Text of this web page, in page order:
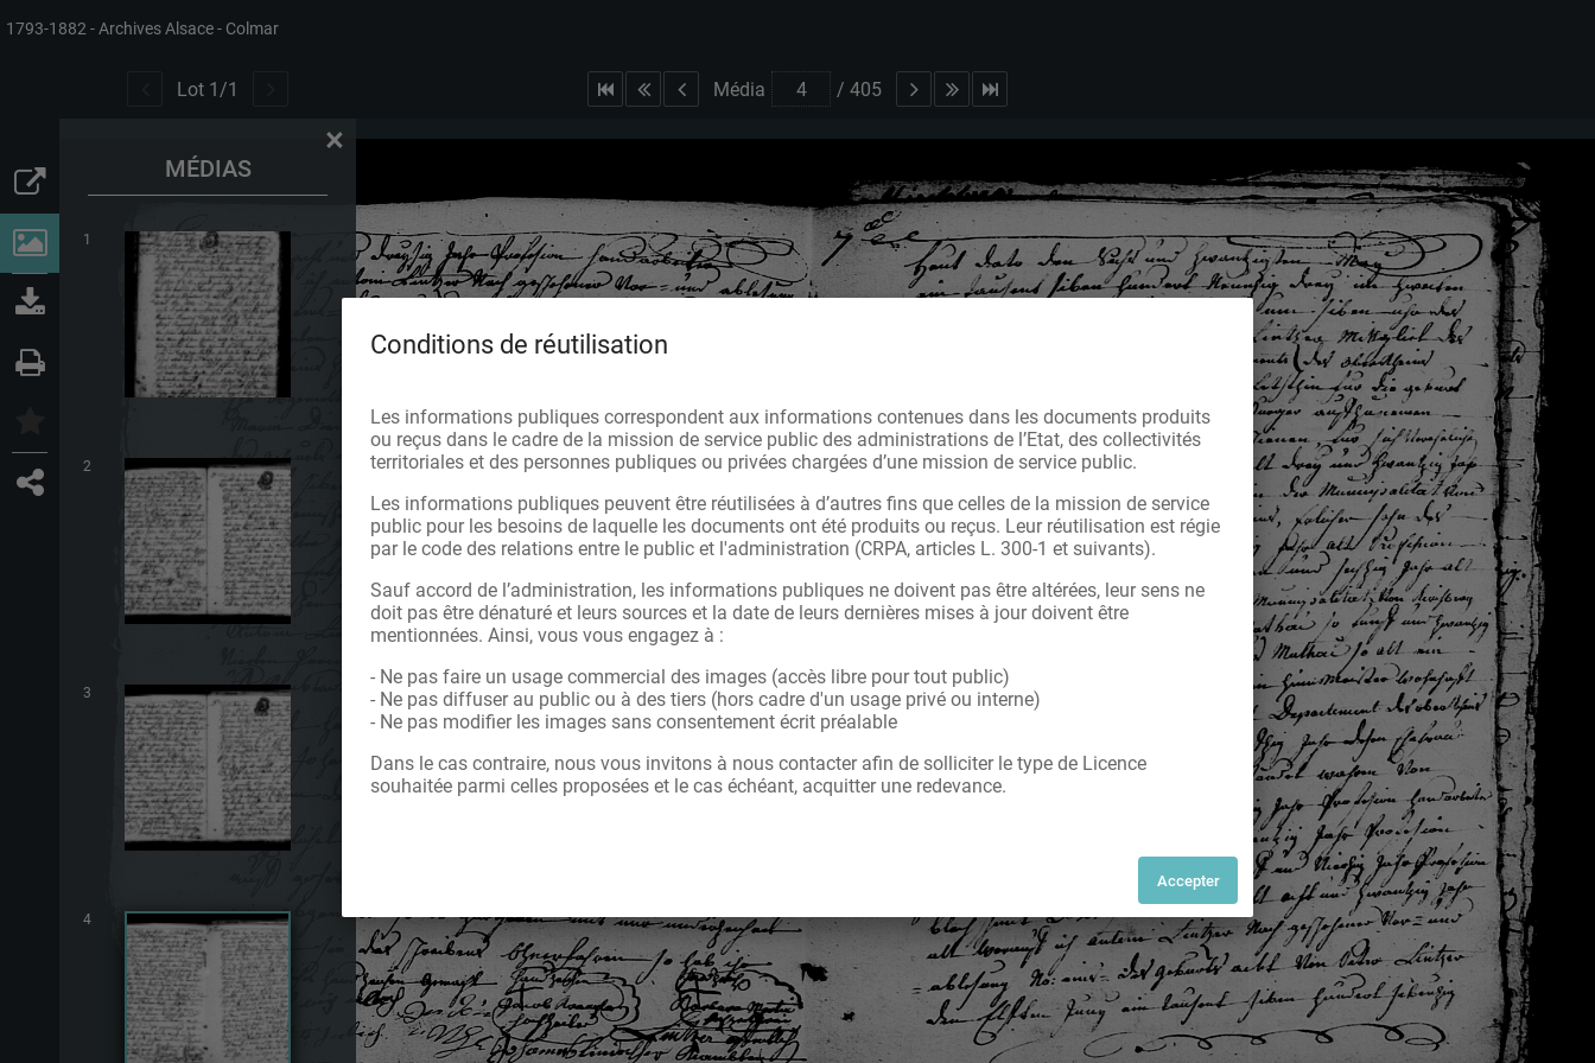
1793-1882 Archives Alsace - Colmar
Lot 1 /1 Média / 405
MÉDIAS
×
1
2
3
4
Conditions de réutilisation
Les informations publiques correspondent aux informations contenues dans les documents produits
ou reçus dans le cadre de la mission de service public des administrations de l’Etat, des collectivités
territoriales et des personnes publiques ou privées chargées d’une mission de service public.
Les informations publiques peuvent être réutilisées à d’autres fins que celles de la mission de service
public pour les besoins de laquelle les documents ont été produits ou reçus. Leur réutilisation est régie
par le code des relations entre le public et l'administration (CRPA, articles L. 300-1 et suivants).
Sauf accord de l’administration, les informations publiques ne doivent pas être altérées, leur sens ne
doit pas être dénaturé et leurs sources et la date de leurs dernières mises à jour doivent être
mentionnées. Ainsi, vous vous engagez à :
- Ne pas faire un usage commercial des images (accès libre pour tout public)
- Ne pas diffuser au public ou à des tiers (hors cadre d'un usage privé ou interne)
- Ne pas modifier les images sans consentement écrit préalable
Dans le cas contraire, nous vous invitons à nous contacter afin de solliciter le type de Licence
souhaitée parmi celles proposées et le cas échéant, acquitter une redevance.